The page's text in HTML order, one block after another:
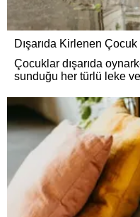
Dışarıda Kirlenen
Çocuklar dışarıda
sunduğu her türlü leke